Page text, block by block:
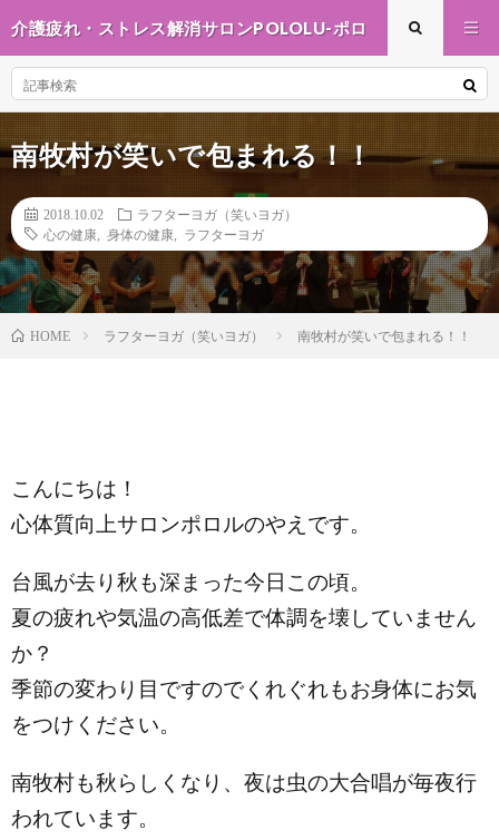
介護疲れ・ストレス解消サロンPOLOLU-ポロ
南牧村が笑いで包まれる！！
2018.10.02
ラフターヨガ（笑いヨガ）
心の健康
身体の健康 ラフターヨガ
HOME ラフターヨガ（笑いヨガ） 南牧村が笑いで包まれる！！
こんにちは！
心体質向上サロンポロルのやえです。
台風が去り秋も深まった今日この頃。
夏の疲れや気温の高低差で体調を壊していません
か？
季節の変わり目ですのでくれぐれもお身体にお気
をつけください。
南牧村も秋らしくなり、夜は虫の大合唱が毎夜行
われています。